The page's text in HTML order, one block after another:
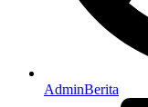
AdminBerita